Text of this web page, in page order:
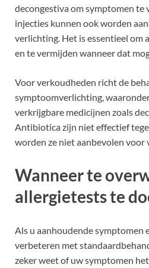
decongestiva om symptomen te
injecties kunnen ook worden
verlichting. Het is essentieel om
en te vermijden wanneer dat
Voor verkoudheden richt de
symptoomverlichting,
verkrijgbare medicijnen zoals
Antibiotica zijn niet effectief
worden ze niet aanbevolen voor
Wanneer te
allergietests te
Als u aanhoudende symptomen
verbeteren met
zeker weet of uw symptomen